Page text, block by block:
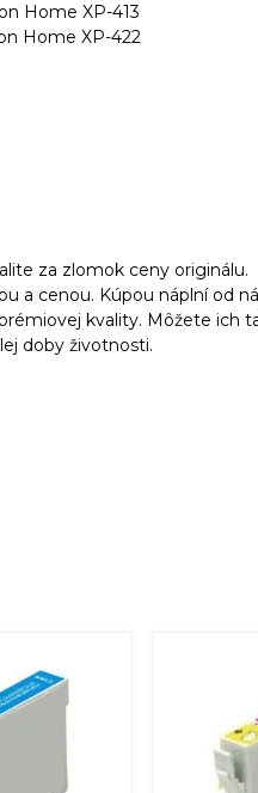
Home XP-413
Home XP-422
za zlomok ceny originálu.
a cenou. Kúpou náplní od
kvality. Môžete ich
doby životnosti.